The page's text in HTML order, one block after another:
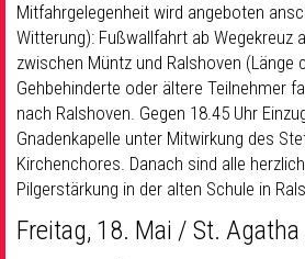
Mitfahrgelegenheit wird angeboten
Witterung): Fußwallfahrt ab Wegekreuz
zwischen Müntz und Ralshoven (Länge
Gehbehinderte oder ältere Teilnehmer
nach Ralshoven. Gegen 18.45 Uhr
Gnadenkapelle unter Mitwirkung des
Kirchenchores. Danach sind alle
Pilgerstärkung in der alten Schule in
Freitag, 18. Mai / St.